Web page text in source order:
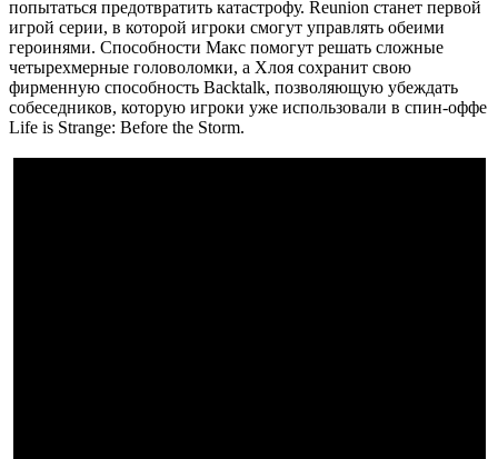
попытаться предотвратить катастрофу. Reunion станет первой
игрой серии, в которой игроки смогут управлять обеими
героинями. Способности Макс помогут решать сложные
четырехмерные головоломки, а Хлоя сохранит свою
фирменную способность Backtalk, позволяющую убеждать
собеседников, которую игроки уже использовали в спин-оффе
Life is Strange: Before the Storm.